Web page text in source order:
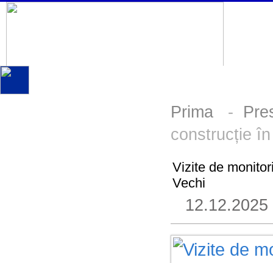
Prima -
construcție
Vizite de
Vechi
12.12.2025